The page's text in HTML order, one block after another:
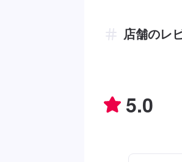
店舗のレ
5.0